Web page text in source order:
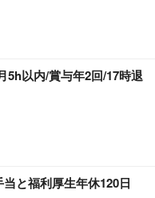
5h以内/賞与年2回/17時退
と福利厚生年休120日